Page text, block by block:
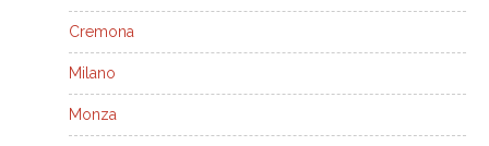
Cremona
Milano
Monza